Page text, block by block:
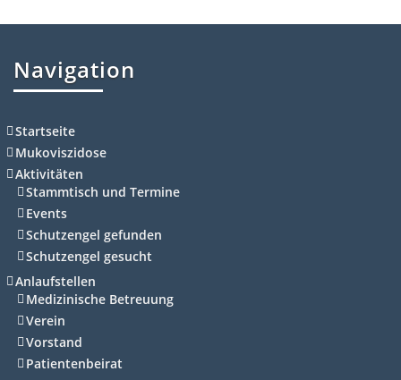
Navigation
Startseite
Mukoviszidose
Aktivitäten
Stammtisch und Termine
Events
Schutzengel gefunden
Schutzengel gesucht
Anlaufstellen
Medizinische Betreuung
Verein
Vorstand
Patientenbeirat